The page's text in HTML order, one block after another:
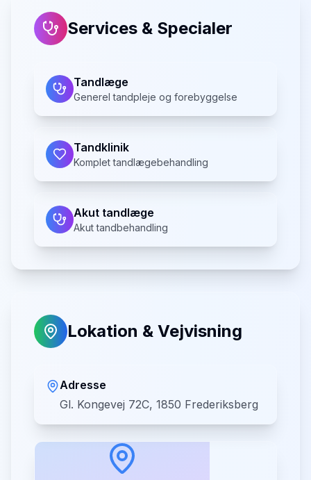
Services & Specialer
Tandlæge
Generel tandpleje og forebyggelse
Tandklinik
Komplet tandlægebehandling
Akut tandlæge
Akut tandbehandling
Lokation & Vejvisning
Adresse
Gl. Kongevej 72C, 1850 Frederiksberg